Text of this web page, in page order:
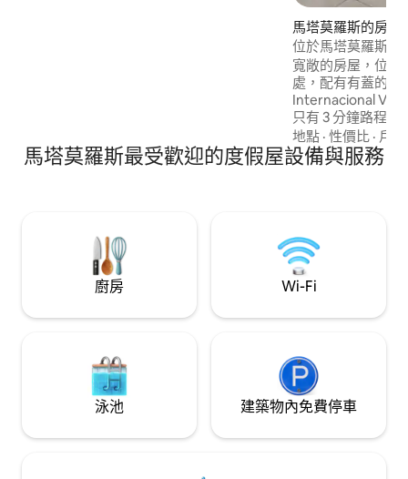
馬塔莫羅斯的房源
位於馬塔莫羅斯的
分鐘路程
寬敞的房屋，位於
處，配有有蓋的
Internacional
只有 3 分鐘路程，
分鐘路程，距離領
3個電視螢幕、臥
架的全套廚房、洗
醫等。
地點 ·性價比 · 戶
馬塔莫羅斯最受歡迎的度假屋設備與服務
廚房 Wi-Fi
泳池 建築物內免費停車